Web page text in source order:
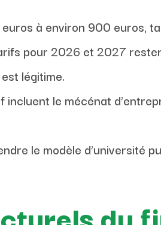
à environ 900 euros,
pour 2026 et 2027
légitime.
le mécénat
le modèle d’université